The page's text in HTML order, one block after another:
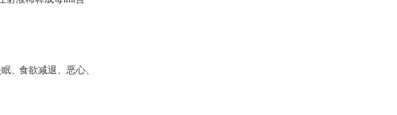
眠、食欲减退、恶心、